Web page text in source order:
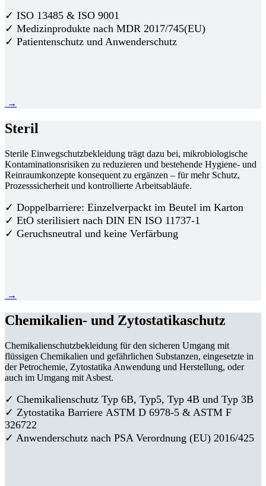
✓ ISO 13485 & ISO 9001
✓ Medizinprodukte nach MDR 2017/745(EU)
✓ Patientenschutz und Anwenderschutz
→
Steril
Sterile Einwegschutzbekleidung trägt dazu bei, mikrobiologische
Kontaminationsrisiken zu reduzieren und bestehende Hygiene- und
Reinraumkonzepte konsequent zu ergänzen – für mehr Schutz,
Prozesssicherheit und kontrollierte Arbeitsabläufe.
✓ Doppelbarriere: Einzelverpackt im Beutel im Karton
✓ EtO sterilisiert nach DIN EN ISO 11737-1
✓ Geruchsneutral und keine Verfärbung
→
Chemikalien- und Zytostatikaschutz
Chemikalienschutzbekleidung für den sicheren Umgang mit
flüssigen Chemikalien und gefährlichen Substanzen, eingesetzte in
der Petrochemie, Zytostatika Anwendung und Herstellung, oder
auch im Umgang mit Asbest.
✓ Chemikalienschutz Typ 6B, Typ5, Typ 4B und Typ 3B
✓ Zytostatika Barriere ASTM D 6978-5 & ASTM F
326722
✓ Anwenderschutz nach PSA Verordnung (EU) 2016/425